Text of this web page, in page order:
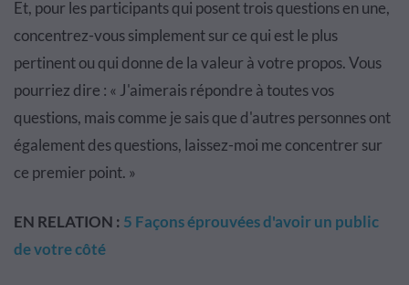
Et, pour les participants qui posent trois questions en une,
concentrez-vous simplement sur ce qui est le plus
pertinent ou qui donne de la valeur à votre propos. Vous
pourriez dire : « J'aimerais répondre à toutes vos
questions, mais comme je sais que d'autres personnes ont
également des questions, laissez-moi me concentrer sur
ce premier point. »
EN RELATION : 5 Façons éprouvées d'avoir un public
de votre côté